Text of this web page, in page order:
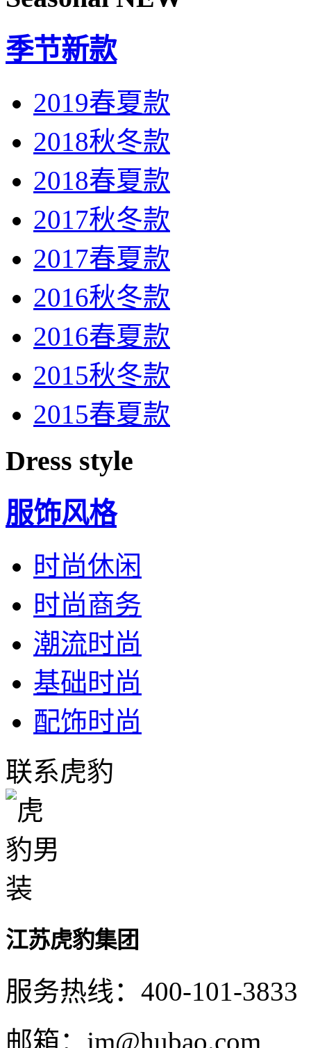
季节新款
2019春夏款
2018秋冬款
2018春夏款
2017秋冬款
2017春夏款
2016秋冬款
2016春夏款
2015秋冬款
2015春夏款
Dress style
服饰风格
时尚休闲
时尚商务
潮流时尚
基础时尚
配饰时尚
联系虎豹
江苏虎豹集团
服务热线：400-101-3833
邮箱：jm@hubao.com